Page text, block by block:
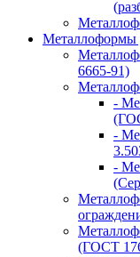
Металлоформы
6665-91)
-
-
-
(ГОСТ